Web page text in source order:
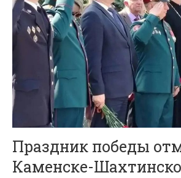
Праздник победы
Каменске-